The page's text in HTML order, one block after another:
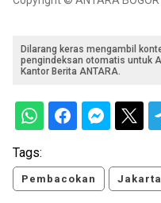
Dilarang keras mengambil
pengindeksan otomatis untuk
Kantor Berita ANTARA.
Tags:
Pembacokan